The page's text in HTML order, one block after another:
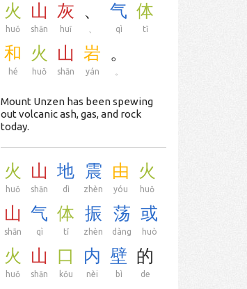
火
huǒ
山
shān
灰
huī
、 气
qì
体
tǐ
和
hé
火
huǒ
山
shān
岩
yán
。
Mount Unzen has been spewing
out volcanic ash, gas, and rock
today.
火
huǒ
山
shān
地
dì
震
zhèn
由
yóu
火
huǒ
山
shān
气
qì
体
tǐ
振
zhèn
荡
dàng
或
huò
火
huǒ
山
shān
口
kǒu
内
nèi
壁
bì
的
de